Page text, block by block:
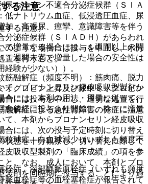
ホルモン不適合分泌症候群（ＳＩＡ
低ナトリウム血症、低浸透圧血症、尿
加、高張尿、痙攣、意識障害等を伴う
分泌症候群（ＳＩＡＤＨ）があらわれ
のような場合には投与を中止し、水分
置を行うこと。
融解症（頻度不明）：筋肉痛、脱力
オグロビン上昇及び尿中ミオグロビン
合には投与を中止し、適切な処置を行
融解症による急性腎障害の発症に注意
球症、白血球減少（いずれも頻度不
症、深部静脈血栓症（いずれも頻度
脈血栓症等の血栓塞栓症が報告されて
る注意
する注意）
増量する場合には、１週間以上の間
１週間未満で増量した場合の安全性は
験が少ない））。
、ブロナンセリン経皮吸収型製剤か
合には、本剤の用法・用量に従って、
食後経口投与より開始し、徐々に増量
て、本剤からブロナンセリン経皮吸収
合には、次の投与予定時刻に切り替え
状態を十分観察し、切り替えに際して
皮吸収型製剤の「臨床成績」の項を参
と。なお、成人において、本剤とブロ
製剤を同時期に投与することにより過